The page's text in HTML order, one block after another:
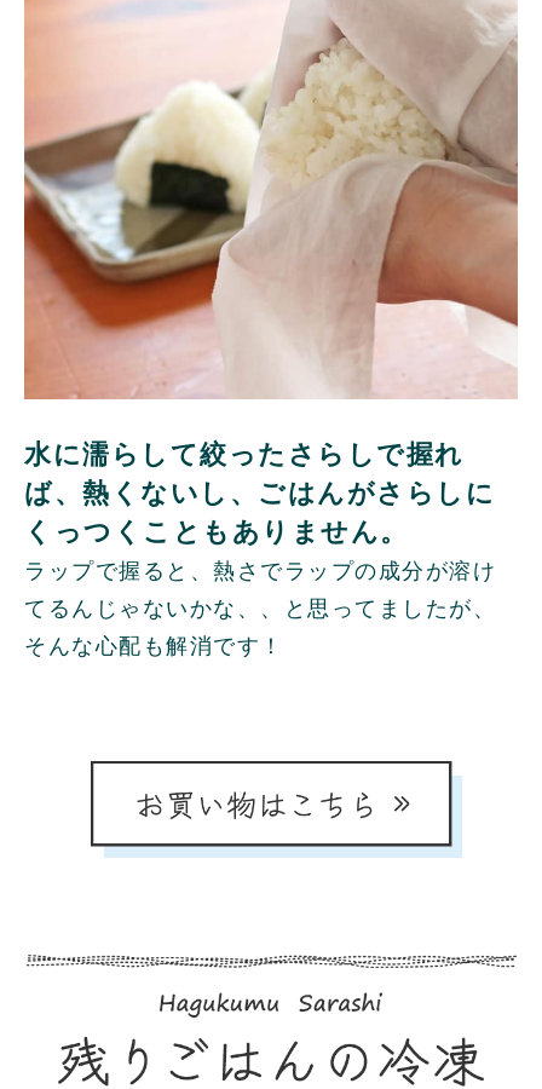
水に濡らして絞ったさらしで握れ
ば、熱くないし、ごはんがさらしに
くっつくこともありません。
ラップで握ると、熱さでラップの成分が溶け
てるんじゃないかな、、と思ってましたが、
そんな心配も解消です！